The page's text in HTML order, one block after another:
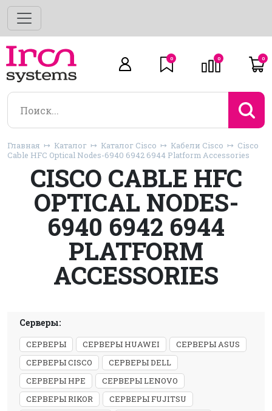
0 0 0
Главная Каталог Каталог Cisco Кабели Cisco
Cisco
Cable HFC Optical Nodes-6940 6942 6944 Platform Accessories
CISCO CABLE HFC
OPTICAL NODES-
6940 6942 6944
PLATFORM
ACCESSORIES
Серверы:
СЕРВЕРЫ СЕРВЕРЫ HUAWEI
СЕРВЕРЫ ASUS
СЕРВЕРЫ CISCO
СЕРВЕРЫ DELL
СЕРВЕРЫ HPE
СЕРВЕРЫ LENOVO
СЕРВЕРЫ RIKOR
СЕРВЕРЫ FUJITSU